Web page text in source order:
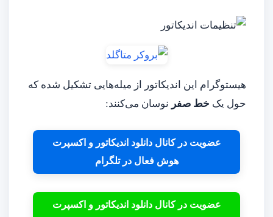
هیستوگرام این اندیکاتور از میله‌هایی تشکیل شده که
حول یک خط صفر نوسان می‌کنند:
عضویت در کانال دانلود اندیکاتور و اکسپرت
هوش فعال در تلگرام
عضویت در کانال دانلود اندیکاتور و اکسپرت